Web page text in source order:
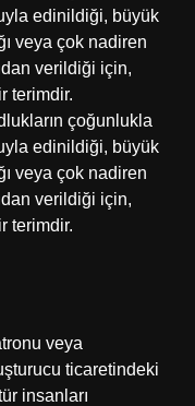
edinildiği, büyük
veya çok nadiren
verildiği için,
terimdir.
çoğunlukla
edinildiği, büyük
veya çok nadiren
verildiği için,
terimdir.
veya
ticaretindeki
insanları